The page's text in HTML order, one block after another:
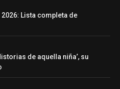
Lista completa de
de aquella niña’, su